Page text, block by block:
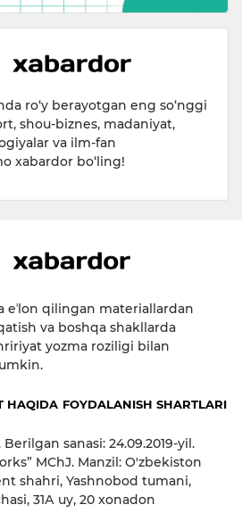
ro‘y berayotgan eng so‘nggi
shou-biznes, madaniyat,
va ilm-fan
xabardor bo‘ling!
eʼlon qilingan materiallardan
va boshqa shakllarda
yozma roziligi bilan
HAQIDA FOYDALANISH SHARTLARI
sanasi: 24.09.2019-yil.
MChJ. Manzil: O'zbekiston
shahri, Yashnobod tumani,
31А uy, 20 xonadon